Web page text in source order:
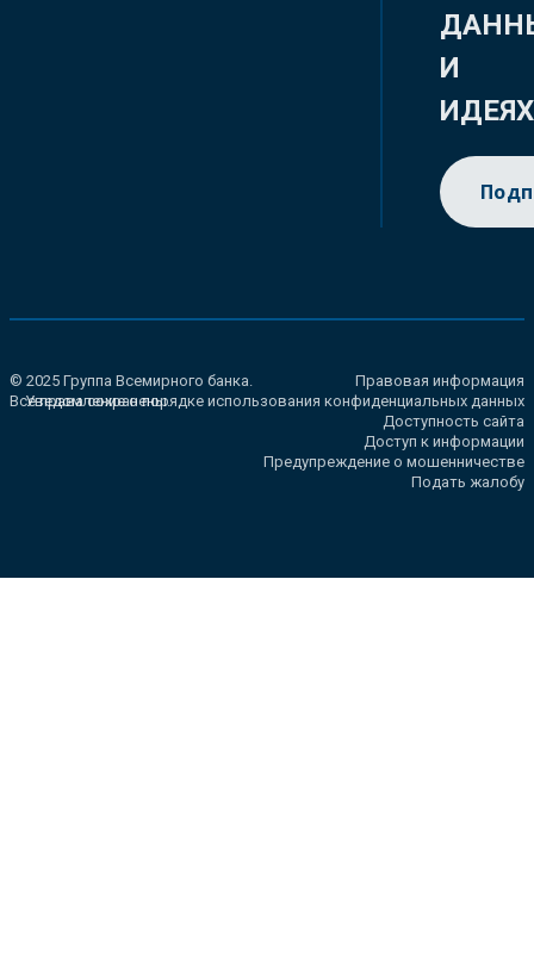
И
ИДЕЯХ
© 2025 Группа Всемирного банка.
Все права сохранены.
Правовая информация
Уведомление о порядке использования конфиденциальных данных
Доступность сайта
Доступ к информации
Предупреждение о мошенничестве
Подать жалобу